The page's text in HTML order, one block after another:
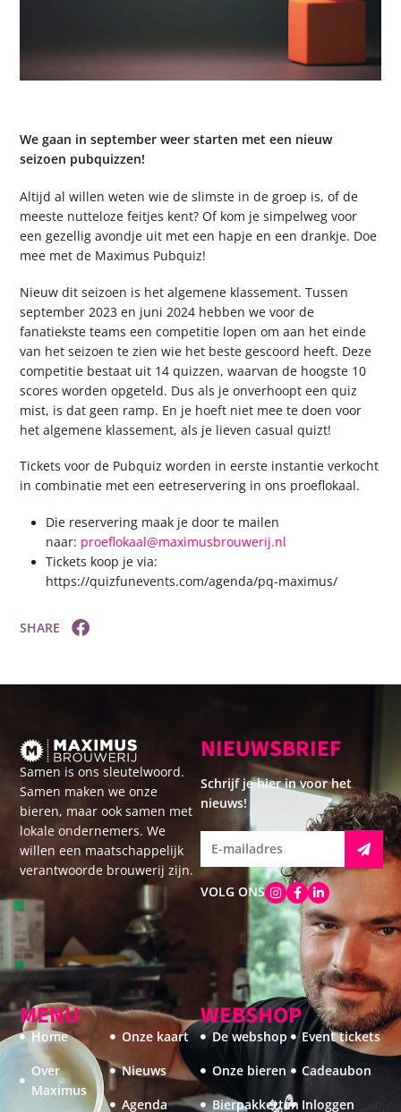
We gaan in september weer starten met een nieuw
seizoen pubquizzen!
Altijd al willen weten wie de slimste in de groep is, of de
meeste nutteloze feitjes kent? Of kom je simpelweg voor
een gezellig avondje uit met een hapje en een drankje. Doe
mee met de Maximus Pubquiz!
Nieuw dit seizoen is het algemene klassement. Tussen
september 2023 en juni 2024 hebben we voor de
fanatiekste teams een competitie lopen om aan het einde
van het seizoen te zien wie het beste gescoord heeft. Deze
competitie bestaat uit 14 quizzen, waarvan de hoogste 10
scores worden opgeteld. Dus als je onverhoopt een quiz
mist, is dat geen ramp. En je hoeft niet mee te doen voor
het algemene klassement, als je lieven casual quizt!
Tickets voor de Pubquiz worden in eerste instantie verkocht
in combinatie met een eetreservering in ons proeflokaal.
Die reservering maak je door te mailen
naar: proeflokaal@maximusbrouwerij.nl
Tickets koop je via:
https://quizfunevents.com/agenda/pq-maximus/
SHARE
Samen is ons sleutelwoord.
Samen maken we onze
bieren, maar ook samen met
lokale ondernemers. We
willen een maatschappelijk
verantwoorde brouwerij zijn.
NIEUWSBRIEF
Schrijf je hier in voor het
nieuws!
VOLG ONS
WEBSHOP
De webshop
Onze bieren
Bierpakketten
Event tickets
Cadeaubon
Inloggen
MENU
Home
Over
Maximus
Onze kaart
Nieuws
Agenda